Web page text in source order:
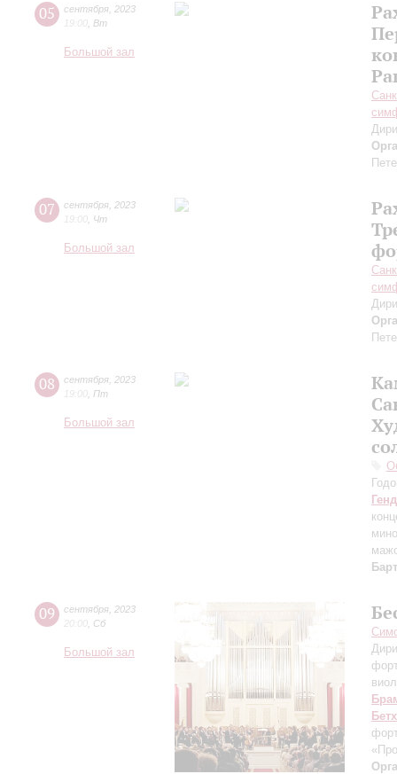
05 сентября 2023
19:00 Вт
Большой зал
07 сентября 2023
19:00 Чт
Большой зал
08 сентября 2023
19:00 Пт
Большой зал
09 сентября 2023
20:00 Сб
Большой зал